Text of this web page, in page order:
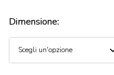
Dimensione: